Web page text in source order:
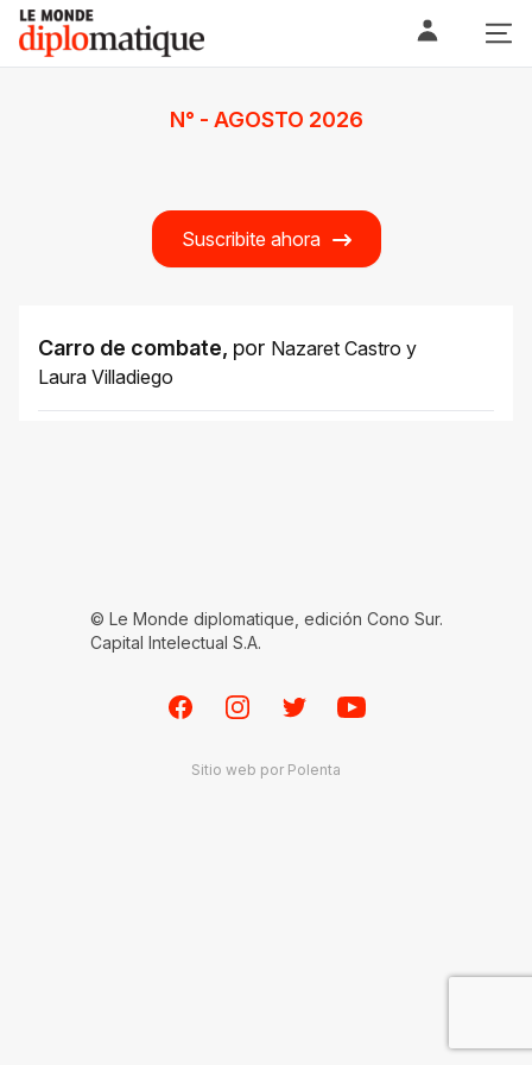
Skip
content
Le monde diplomatique
N° - AGOSTO 2026
Suscribite ahora
Carro de combate, por Nazaret Castro y
Laura Villadiego
© Le Monde diplomatique, edición Cono Sur.
Capital Intelectual S.A.
FacebookInstagramTwitterYoutube
Sitio web por Polenta